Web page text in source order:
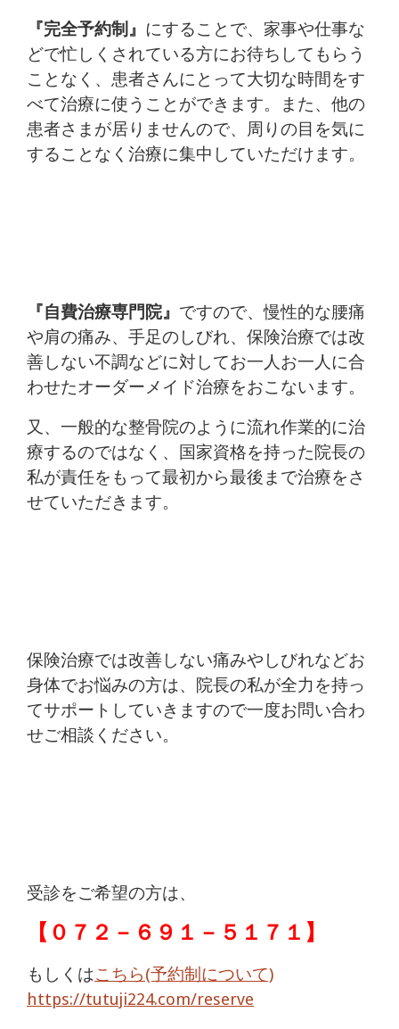
『完全予約制』 にすることで、家事や仕事な
どで忙しくされている方にお待ちしてもらう
ことなく、患者さんにとって大切な時間をす
べて治療に使うことができます。また、他の
患者さまが居りませんので、周りの目を気に
することなく治療に集中していただけます。
『自費治療専門院』 ですので、慢性的な腰痛
や肩の痛み、手足のしびれ、保険治療では改
善しない不調などに対してお一人お一人に合
わせたオーダーメイド治療をおこないます。
又、一般的な整骨院のように流れ作業的に治
療するのではなく、国家資格を持った院長の
私が責任をもって最初から最後まで治療をさ
せていただきます。
保険治療では改善しない痛みやしびれなどお
身体でお悩みの方は、院長の私が全力を持っ
てサポートしていきますので一度お問い合わ
せご相談ください。
受診をご希望の方は、
【 ０７２－６９１－５１７１ 】
もしくはこちら(予約制について)
https://tutuji224.com/reserve